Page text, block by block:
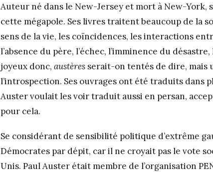
Auteur né dans le New-Jersey et mort à New-York,
cette mégapole. Ses livres traitent beaucoup de la
sens de la vie, les coïncidences, les interactions
l’absence du père, l’échec, l’imminence du
joyeux donc, austères serait-on tentés de dire, mais
l’introspection. Ses ouvrages ont été traduits dans
Auster voulait les voir traduit aussi en persan,
pour cela.
Se considérant de sensibilité politique d’extrême
Démocrates par dépit, car il ne croyait pas le vote
Unis. Paul Auster était membre de l’organisation